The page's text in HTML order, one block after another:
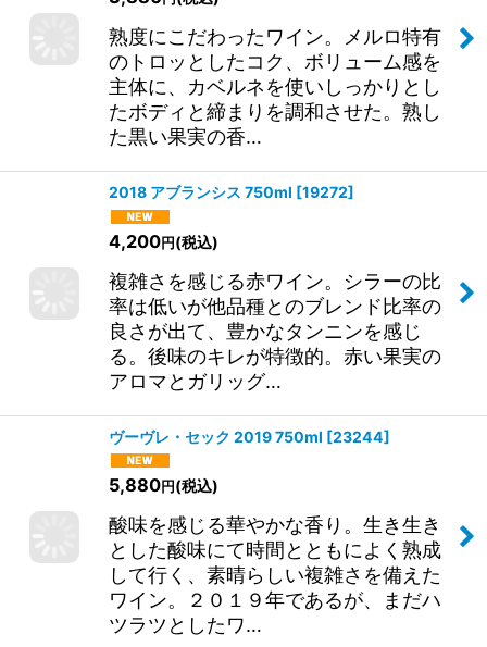
熟度にこだわったワイン。メルロ特有
のトロッとしたコク、ボリューム感を
主体に、カベルネを使いしっかりとし
たボディと締まりを調和させた。熟し
た黒い果実の香…
2018 アブランシス 750ml [19272]
4,200円(税込)
複雑さを感じる赤ワイン。シラーの比
率は低いが他品種とのブレンド比率の
良さが出て、豊かなタンニンを感じ
る。後味のキレが特徴的。赤い果実の
アロマとガリッグ…
ヴーヴレ・セック 2019 750ml [23244]
5,880円 (税込)
酸味を感じる華やかな香り。生き生き
とした酸味にて時間とともによく熟成
して行く、素晴らしい複雑さを備えた
ワイン。２０１９年であるが、まだハ
ツラツとしたワ…